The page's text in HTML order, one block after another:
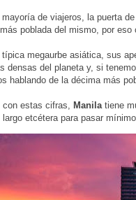
mayoría de viajeros, la puerta
poblada del mismo, por
megaurbe asiática, sus
densas del planeta y, si
hablando de la décima más
con estas cifras, Manilatiene
etcétera para pasar